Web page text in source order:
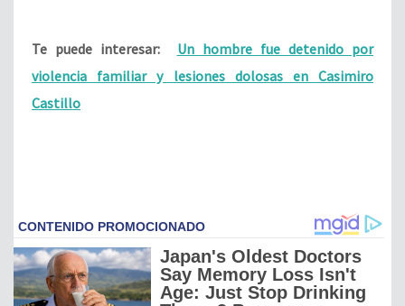
Te puede interesar: Un hombre fue detenido por
violencia familiar y lesiones dolosas en Casimiro
Castillo